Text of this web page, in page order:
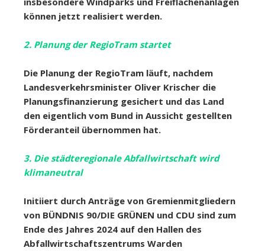
können jetzt realisiert werden.
2. Planung der RegioTram startet
Die Planung der RegioTram läuft, nachdem
Landesverkehrsminister Oliver Krischer die
Planungsfinanzierung gesichert und das Land
den eigentlich vom Bund in Aussicht gestellten
Förderanteil übernommen hat.
3. Die städteregionale Abfallwirtschaft wird
klimaneutral
Initiiert durch Anträge von Gremienmitgliedern
von BÜNDNIS 90/DIE GRÜNEN und CDU sind zum
Ende des Jahres 2024 auf den Hallen des
Abfallwirtschaftszentrums Warden